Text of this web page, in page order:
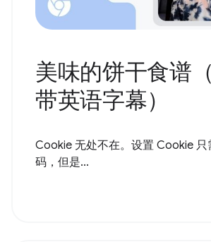
美味的饼干食谱
带英语字幕）
Cookie 无处不在。设置 Cookie 只
码，但是...